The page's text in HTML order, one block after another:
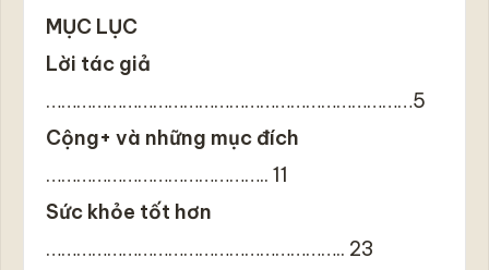
MỤC LỤC
Lời tác giả
………………………………………………………………5
Cộng+ và những mục đích
…………………………………….. 11
Sức khỏe tốt hơn
………………………………………………….. 23